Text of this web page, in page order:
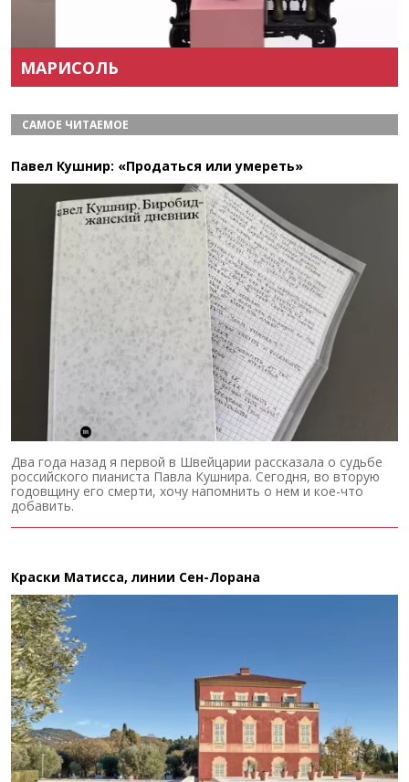
МАРИСОЛЬ
САМОЕ ЧИТАЕМОЕ
Павел Кушнир: «Продаться или умереть»
Два года назад я первой в Швейцарии рассказала о судьбе
российского пианиста Павла Кушнира. Сегодня, во вторую
годовщину его смерти, хочу напомнить о нем и кое-что
добавить.
Краски Матисса, линии Сен-Лорана